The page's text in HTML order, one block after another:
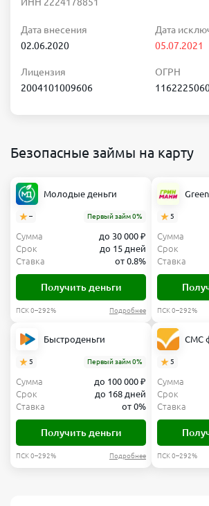
Дата внесения
02.06.2020
Дата
05.07.2021
Лицензия
2004101009606
ОГРН
Безопасные займы на карту
Молодые деньги
– Первый займ 0%
Сумма
до 30 000 ₽
Срок
до 15 дней
Ставка
от 0.8%
Получить деньги
ПСК 0–292% Подробнее
5
Сумма
Срок
Ставка
ПСК 0–292%
Быстроденьги
5 Первый займ 0%
Сумма
до 100 000 ₽
Срок
до 168 дней
Ставка
от 0%
Получить деньги
ПСК 0–292% Подробнее
СМС
5
Сумма
Срок
Ставка
ПСК 0–292%